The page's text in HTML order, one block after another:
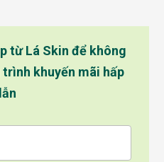
từ Lá Skin để không
khuyến mãi hấp